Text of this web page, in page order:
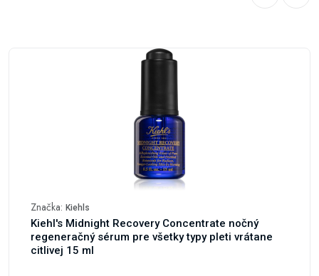
Značka: Kiehls
Kiehl's Midnight Recovery Concentrate nočný
regeneračný sérum pre všetky typy pleti vrátane
citlivej 15 ml